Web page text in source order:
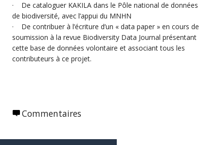
· De cataloguer KAKILA dans le Pôle national de données
de biodiversité, avec l’appui du MNHN
· De contribuer à l’écriture d’un « data paper » en cours de
soumission à la revue Biodiversity Data Journal présentant
cette base de données volontaire et associant tous les
contributeurs à ce projet.
Commentaires